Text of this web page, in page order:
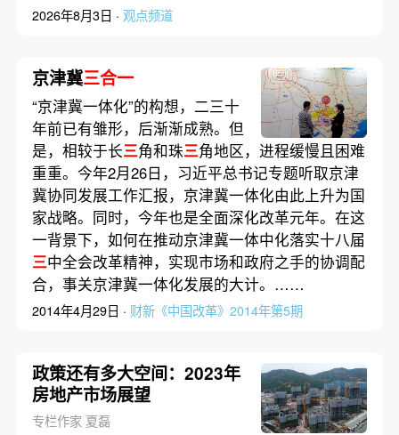
2026年8月3日 · 观点频道
京津冀三合一
“京津冀一体化”的构想，二三十
年前已有雏形，后渐渐成熟。但
是，相较于长三角和珠三角地区，进程缓慢且困难
重重。今年2月26日，习近平总书记专题听取京津
冀协同发展工作汇报，京津冀一体化由此上升为国
家战略。同时，今年也是全面深化改革元年。在这
一背景下，如何在推动京津冀一体中化落实十八届
三中全会改革精神，实现市场和政府之手的协调配
合，事关京津冀一体化发展的大计。……
2014年4月29日 · 财新《中国改革》2014年第5期
政策还有多大空间：2023年
房地产市场展望
专栏作家 夏磊